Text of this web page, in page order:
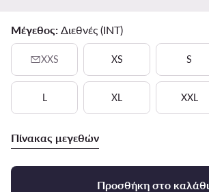
Μέγεθος: Διεθνές (INT)
XXS XS S
L XL XXL
Πίνακας μεγεθών
Προσθήκη στο καλάθι